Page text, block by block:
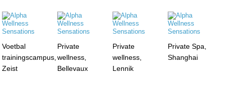
Voetbal
trainingscampus,
Zeist
Private
wellness,
Bellevaux
Private
wellness,
Lennik
Private Spa,
Shanghai